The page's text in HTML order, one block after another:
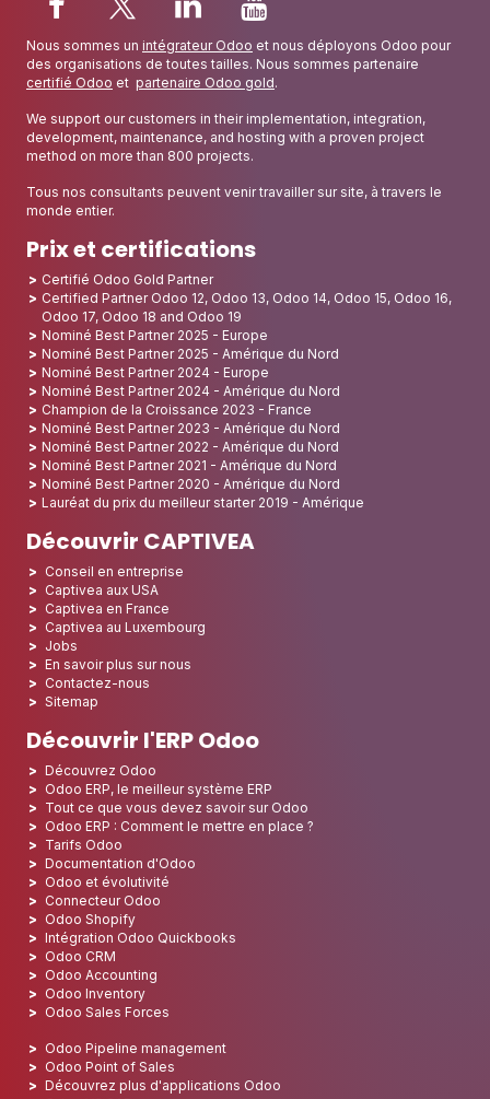
Rejoignez-les et aidez votre entreprise à se développer.
COMMENCEZ À UTILISER CEGID XRP FLEX
DÈS MAINTENANT
Nous sommes un intégrateur Odooet nous déployons Odoo pour
des organisations de toutes tailles. Nous sommes partenaire
certifié Odoo
et partenaire Odoo gold
We support our customers in their implementation, integration,
development, maintenance, and hosting with a proven project
method on more than 800 projects.
Tous nos consultants peuvent venir travailler sur site, à travers le
monde entier.
Prix et certifications
Certifié Odoo Gold Partner
Certified Partner Odoo 12, Odoo 13, Odoo 14, Odoo 15, Odoo 16,
Odoo 17, Odoo 18 and Odoo 19
Nominé Best Partner 2025 - Europe
Nominé Best Partner 2025 - Amérique du Nord
Nominé Best Partner 2024 - Europe
Nominé Best Partner 2024 - Amérique du Nord
Champion de la Croissance 2023 - France
Nominé Best Partner 2023 - Amérique du Nord
Nominé Best Partner 2022 - Amérique du Nord
Nominé Best Partner 2021 - Amérique du Nord
Nominé Best Partner 2020 - Amérique du Nord
Lauréat du prix du meilleur starter 2019 - Amérique
Découvrir CAPTIVEA
Conseil en entreprise
Captivea aux USA
Captivea en France
Captivea au Luxembourg
Jobs
En savoir plus sur nous
Contactez-nous
Sitemap
Découvrir l'ERP Odoo